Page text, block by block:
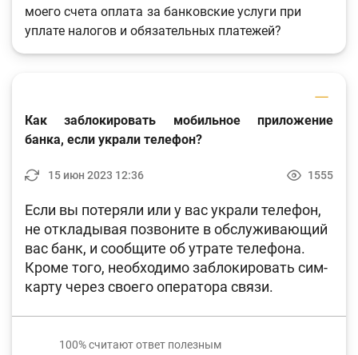
моего счета оплата за банковские услуги при
уплате налогов и обязательных платежей?
Как заблокировать мобильное приложение
банка, если украли телефон?
15 июн 2023 12:36 1555
Если вы потеряли или у вас украли телефон,
не откладывая позвоните в обслуживающий
вас банк, и сообщите об утрате телефона.
Кроме того, необходимо заблокировать сим-
карту через своего оператора связи.
100%считают ответ полезным